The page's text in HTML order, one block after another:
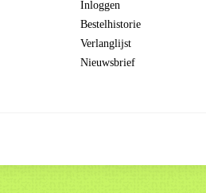
Inloggen
Bestelhistorie
Verlanglijst
Nieuwsbrief